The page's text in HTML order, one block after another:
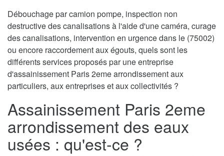
Débouchage par camion pompe, inspection non
destructive des canalisations à l'aide d'une caméra, curage
des canalisations, intervention en urgence dans le (75002)
ou encore raccordement aux égouts, quels sont les
différents services proposés par une entreprise
d'assainissement Paris 2eme arrondissement aux
particuliers, aux entreprises et aux collectivités ?
Assainissement Paris 2eme
arrondissement des eaux
usées : qu'est-ce ?